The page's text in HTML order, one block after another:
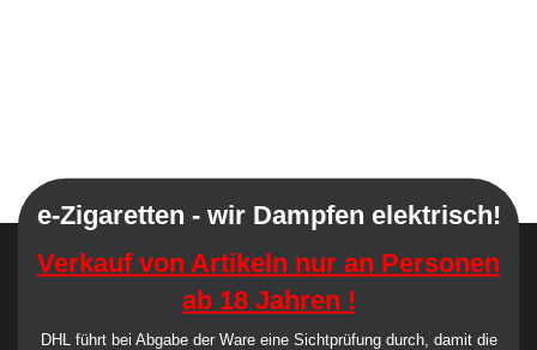
e-Zigaretten - wir Dampfen elektrisch!
Verkauf von Artikeln nur an Personen
ab 18 Jahren !
DHL führt bei Abgabe der Ware eine Sichtprüfung durch, damit die